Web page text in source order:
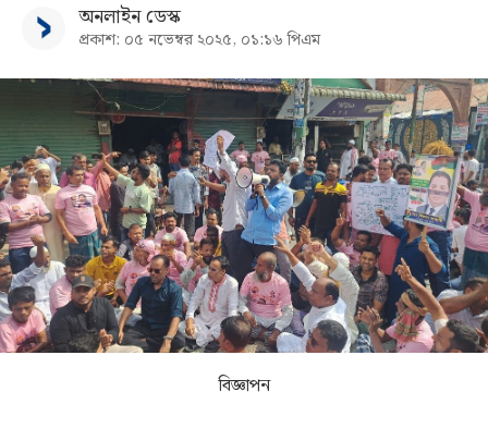
আর্কাইভ
কনভার্টার
অনলাইন ডেস্ক
প্রকাশ: ০৫ নভেম্বর ২০২৫, ০১:১৬ পিএম
বিজ্ঞাপন